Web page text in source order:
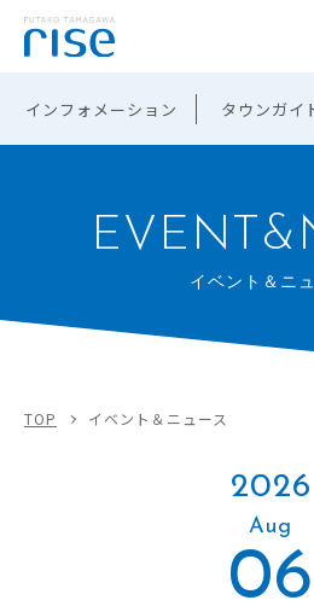
インフォメーション タウンガイ
イベント＆ニ
TOP イベント＆ニュース
2026
Aug
06